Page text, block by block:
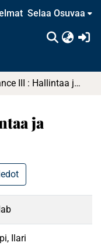
Selaa Osuvaa
Governance III : Hallintaa ja yhteistyötä
ja
Ilari